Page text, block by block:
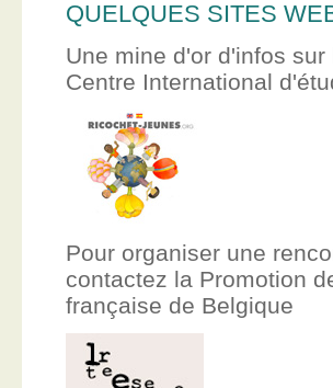
QUELQUES SITES
Une mine d'or d'infos
Centre International
Pour organiser une
contactez la Promotion
française de Belgique